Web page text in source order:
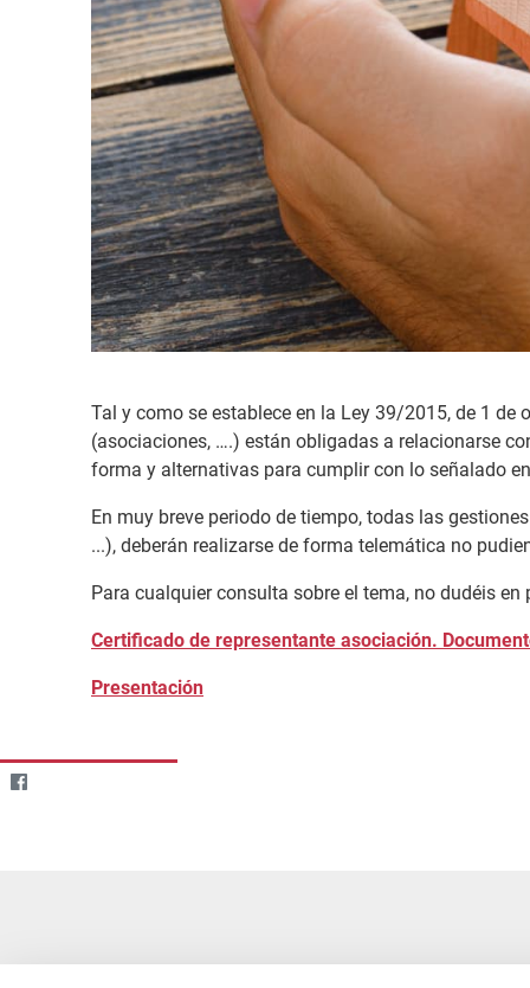
Tal y como se establece en la Ley 39/2015, de 1
(asociaciones, ….) están obligadas a relacionarse
forma y alternativas para cumplir con lo señalado
En muy breve periodo de tiempo, todas las
...), deberán realizarse de forma telemática no
Para cualquier consulta sobre el tema, no dudéis
Certificado de representante asociación.
Presentación